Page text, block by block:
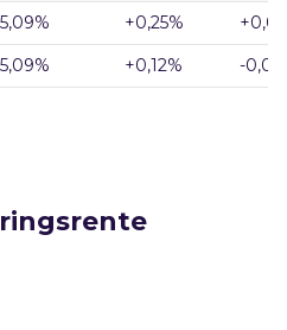
5,09% +0,25%
5,09% +0,12% -